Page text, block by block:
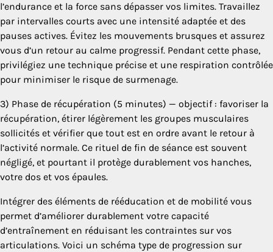
l’endurance et la force sans dépasser vos limites. Travaillez
par intervalles courts avec une intensité adaptée et des
pauses actives. Évitez les mouvements brusques et assurez
vous d’un retour au calme progressif. Pendant cette phase,
privilégiez une technique précise et une respiration contrôlée
pour minimiser le risque de surmenage.
3) Phase de récupération (5 minutes) — objectif : favoriser la
récupération, étirer légèrement les groupes musculaires
sollicités et vérifier que tout est en ordre avant le retour à
l’activité normale. Ce rituel de fin de séance est souvent
négligé, et pourtant il protège durablement vos hanches,
votre dos et vos épaules.
Intégrer des éléments de rééducation et de mobilité vous
permet d’améliorer durablement votre capacité
d’entraînement en réduisant les contraintes sur vos
articulations. Voici un schéma type de progression sur